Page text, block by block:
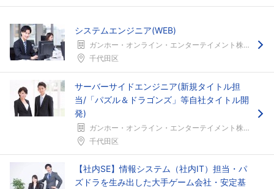
システムエンジニア(WEB)
ガンホー・オンライン・エンターテイメント株式会社
千代田区
サーバーサイドエンジニア(新規タイトル担
当/「パズル＆ドラゴンズ」等自社タイトル開
発)
ガンホー・オンライン・エンターテイメント株式会社
千代田区
【社内SE】情報システム（社内IT）担当・パ
ズドラを生み出した大手ゲーム会社・安定基